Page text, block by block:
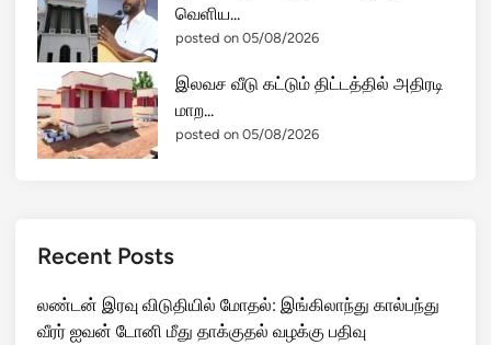
வெளிய...
posted on 05/08/2026
இலவச வீடு கட்டும் திட்டத்தில் அதிரடி
மாற...
posted on 05/08/2026
Recent Posts
லண்டன் இரவு விடுதியில் மோதல்: இங்கிலாந்து கால்பந்து
வீரர் ஐவன் டோனி மீது தாக்குதல் வழக்கு பதிவு